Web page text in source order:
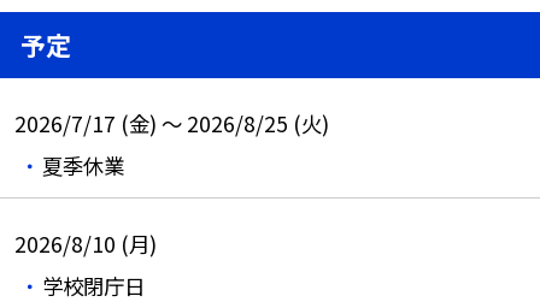
予定
2026/7/17 (金) ～ 2026/8/25 (火)
夏季休業
2026/8/10 (月)
学校閉庁日